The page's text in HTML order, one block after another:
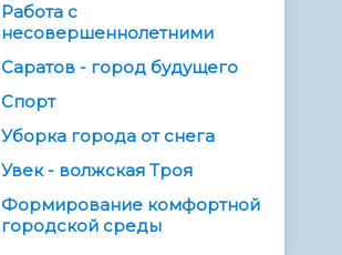
Работа с
несовершеннолетними
Саратов - город будущего
Спорт
Уборка города от снега
Увек - волжская Троя
Формирование комфортной
городской среды